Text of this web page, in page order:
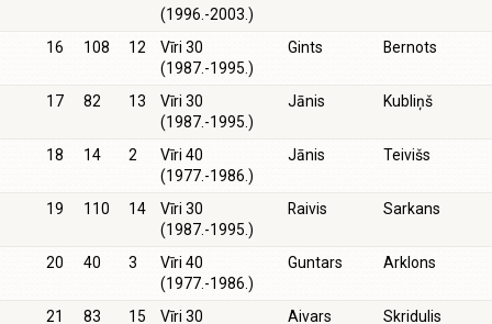
(1996.-2003.)
16 108 12
Vīri 30
(1987.-1995.)
Gints Bernots
17 82 13
Vīri 30
(1987.-1995.)
Jānis Kubliņš
18 14 2
Vīri 40
(1977.-1986.)
Jānis Teivišs
19 110 14
Vīri 30
(1987.-1995.)
Raivis Sarkans
20 40 3
Vīri 40
(1977.-1986.)
Guntars Arklons
21 83 15
Vīri 30
Aivars Skridulis